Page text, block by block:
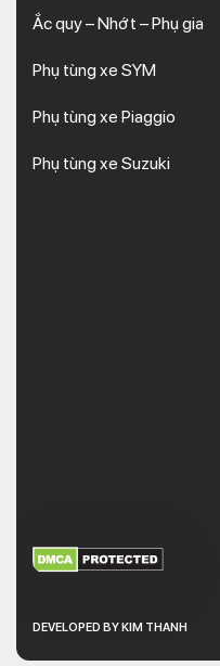
Ắc quy – Nhớt – Phụ gia
Phụ tùng xe SYM
Phụ tùng xe Piaggio
Phụ tùng xe Suzuki
DEVELOPED BY KIM THANH
XEM THÊM